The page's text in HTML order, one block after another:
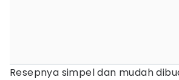
Resepnya simpel dan mudah